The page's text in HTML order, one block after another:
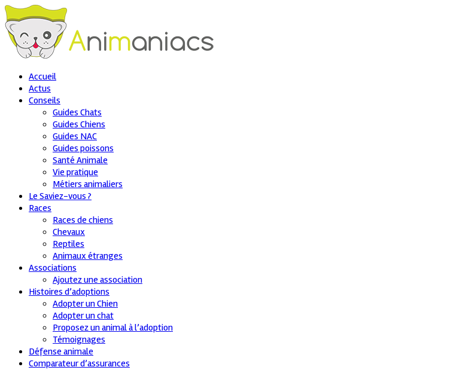
Accueil
Actus
Conseils
Guides Chats
Guides Chiens
Guides NAC
Guides poissons
Santé Animale
Vie pratique
Métiers animaliers
Le Saviez-vous ?
Races
Races de chiens
Chevaux
Reptiles
Animaux étranges
Associations
Ajoutez une association
Histoires d’adoptions
Adopter un Chien
Adopter un chat
Proposez un animal à l’adoption
Témoignages
Défense animale
Comparateur d’assurances